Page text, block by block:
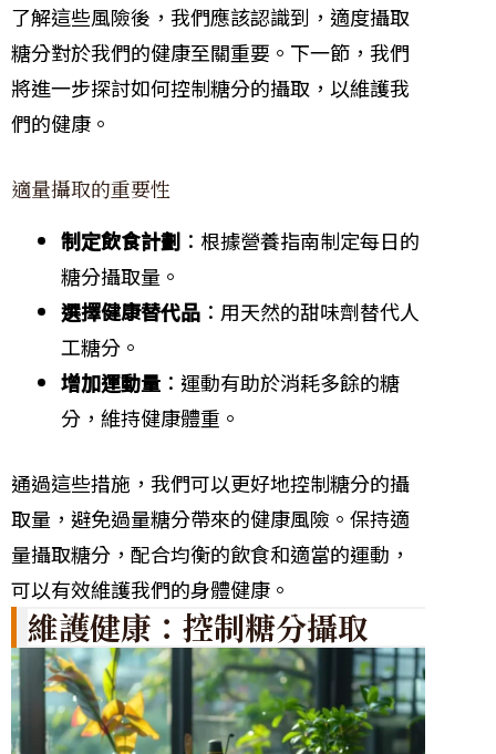
了解這些風險後，我們應該認識到，適度攝取
糖分對於我們的健康至關重要。下一節，我們
將進一步探討如何控制糖分的攝取，以維護我
們的健康。
適量攝取的重要性
制定飲食計劃 ：根據營養指南制定每日的
糖分攝取量。
選擇健康替代品 ：用天然的甜味劑替代人
工糖分。
增加運動量 ：運動有助於消耗多餘的糖
分，維持健康體重。
通過這些措施，我們可以更好地控制糖分的攝
取量，避免過量糖分帶來的健康風險。保持適
量攝取糖分，配合均衡的飲食和適當的運動，
可以有效維護我們的身體健康。
維護健康：控制糖分攝取